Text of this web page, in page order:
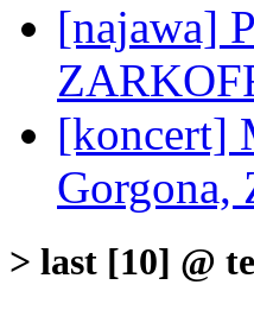
[najawa]
[koncert]
Gorgona,
> last [10] @